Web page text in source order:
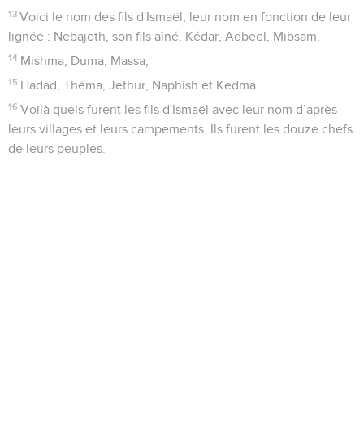
13 Voici le nom des fils d'Ismaël, leur nom en fonction de leur
lignée : Nebajoth, son fils aîné, Kédar, Adbeel, Mibsam,
14 Mishma, Duma, Massa,
15 Hadad, Théma, Jethur, Naphish et Kedma.
16 Voilà quels furent les fils d'Ismaël avec leur nom d’après
leurs villages et leurs campements. Ils furent les douze chefs
de leurs peuples.